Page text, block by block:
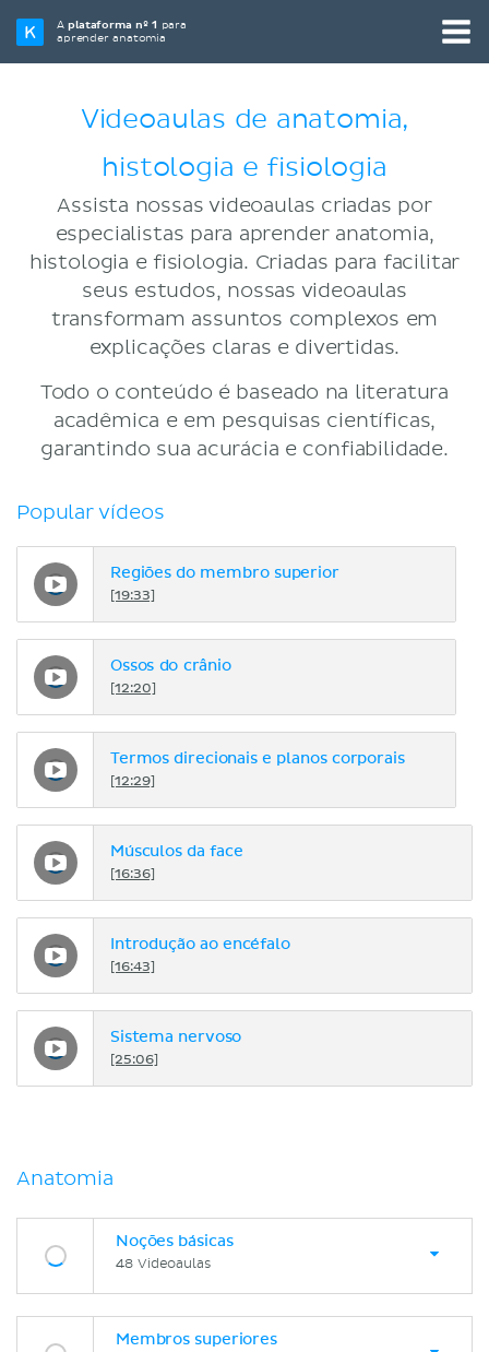
Aplataforma nº 1 para
aprender anatomia
Videoaulas de anatomia,
histologia e fisiologia
Assista nossas videoaulas criadas por
especialistas para aprender anatomia,
histologia e fisiologia. Criadas para facilitar
seus estudos, nossas videoaulas
transformam assuntos complexos em
explicações claras e divertidas.
Todo o conteúdo é baseado na literatura
acadêmica e em pesquisas científicas,
garantindo sua acurácia e confiabilidade.
Popular vídeos
Regiões do membro superior
[19:33]
Ossos do crânio
[12:20]
Termos direcionais e planos corporais
[12:29]
Músculos da face
[16:36]
Introdução ao encéfalo
[16:43]
Sistema nervoso
[25:06]
Anatomia
Noções básicas
48 Videoaulas
Membros superiores